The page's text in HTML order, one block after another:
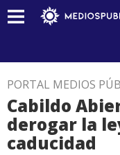
PORTAL MEDIOS
Cabildo
derogar la
caducidad